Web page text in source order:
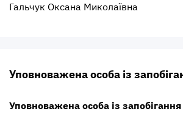
Гальчук Оксана Миколаївна
Уповноважена особа із
Уповноважена особа із запобігання